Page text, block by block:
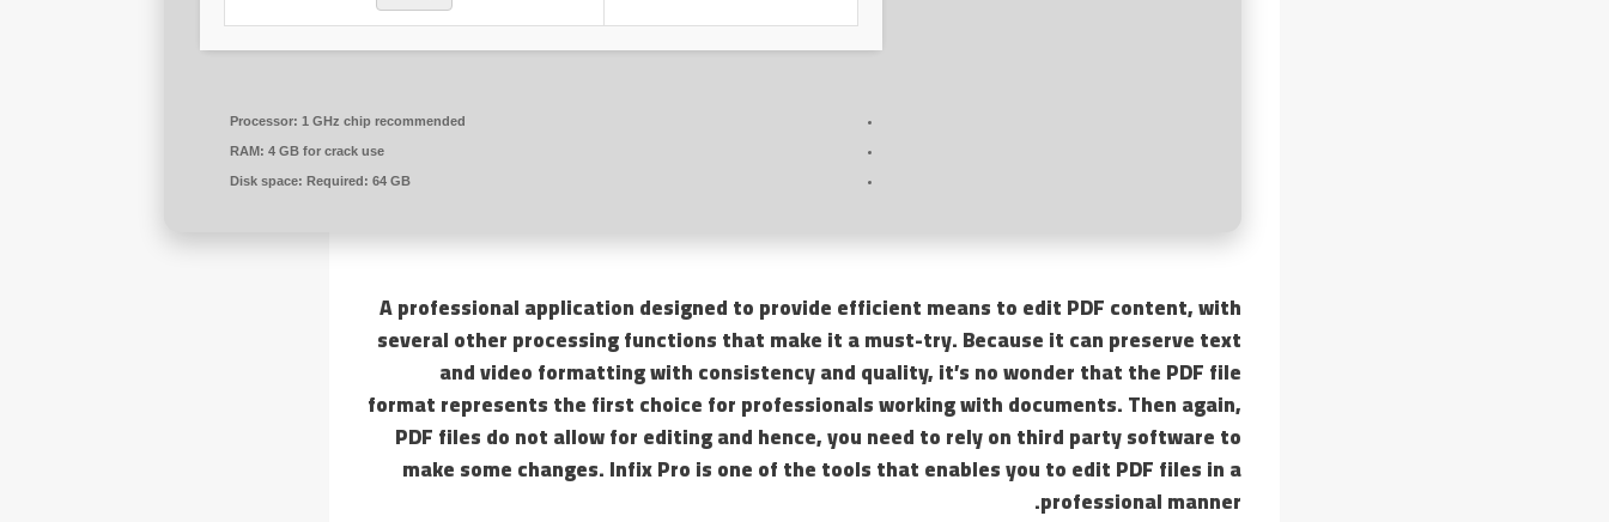
Processor: 1 GHz chip recommended
RAM: 4 GB for crack use
Disk space: Required: 64 GB
A professional application designed to provide efficient means to edit PDF content, with
several other processing functions that make it a must-try. Because it can preserve text
and video formatting with consistency and quality, it’s no wonder that the PDF file
format represents the first choice for professionals working with documents. Then again,
PDF files do not allow for editing and hence, you need to rely on third party software to
make some changes. Infix Pro is one of the tools that enables you to edit PDF files in a
professional manner.